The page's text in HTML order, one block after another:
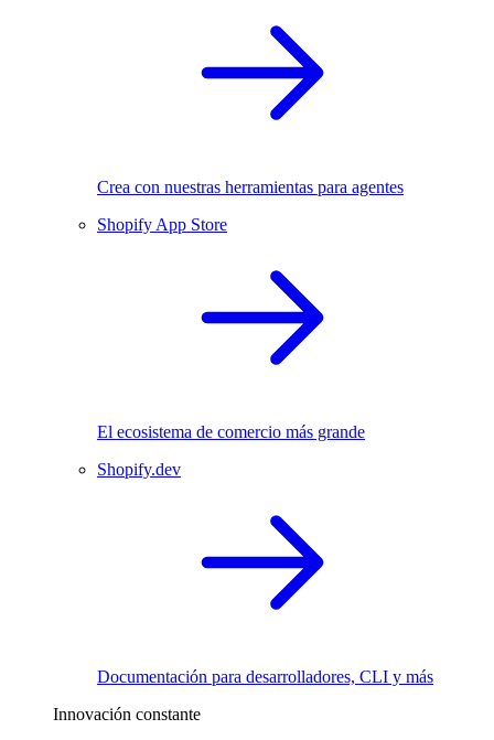
Crea con nuestras herramientas para agentes
Shopify App Store
El ecosistema de comercio más grande
Shopify.dev
Documentación para desarrolladores, CLI y más
Innovación constante